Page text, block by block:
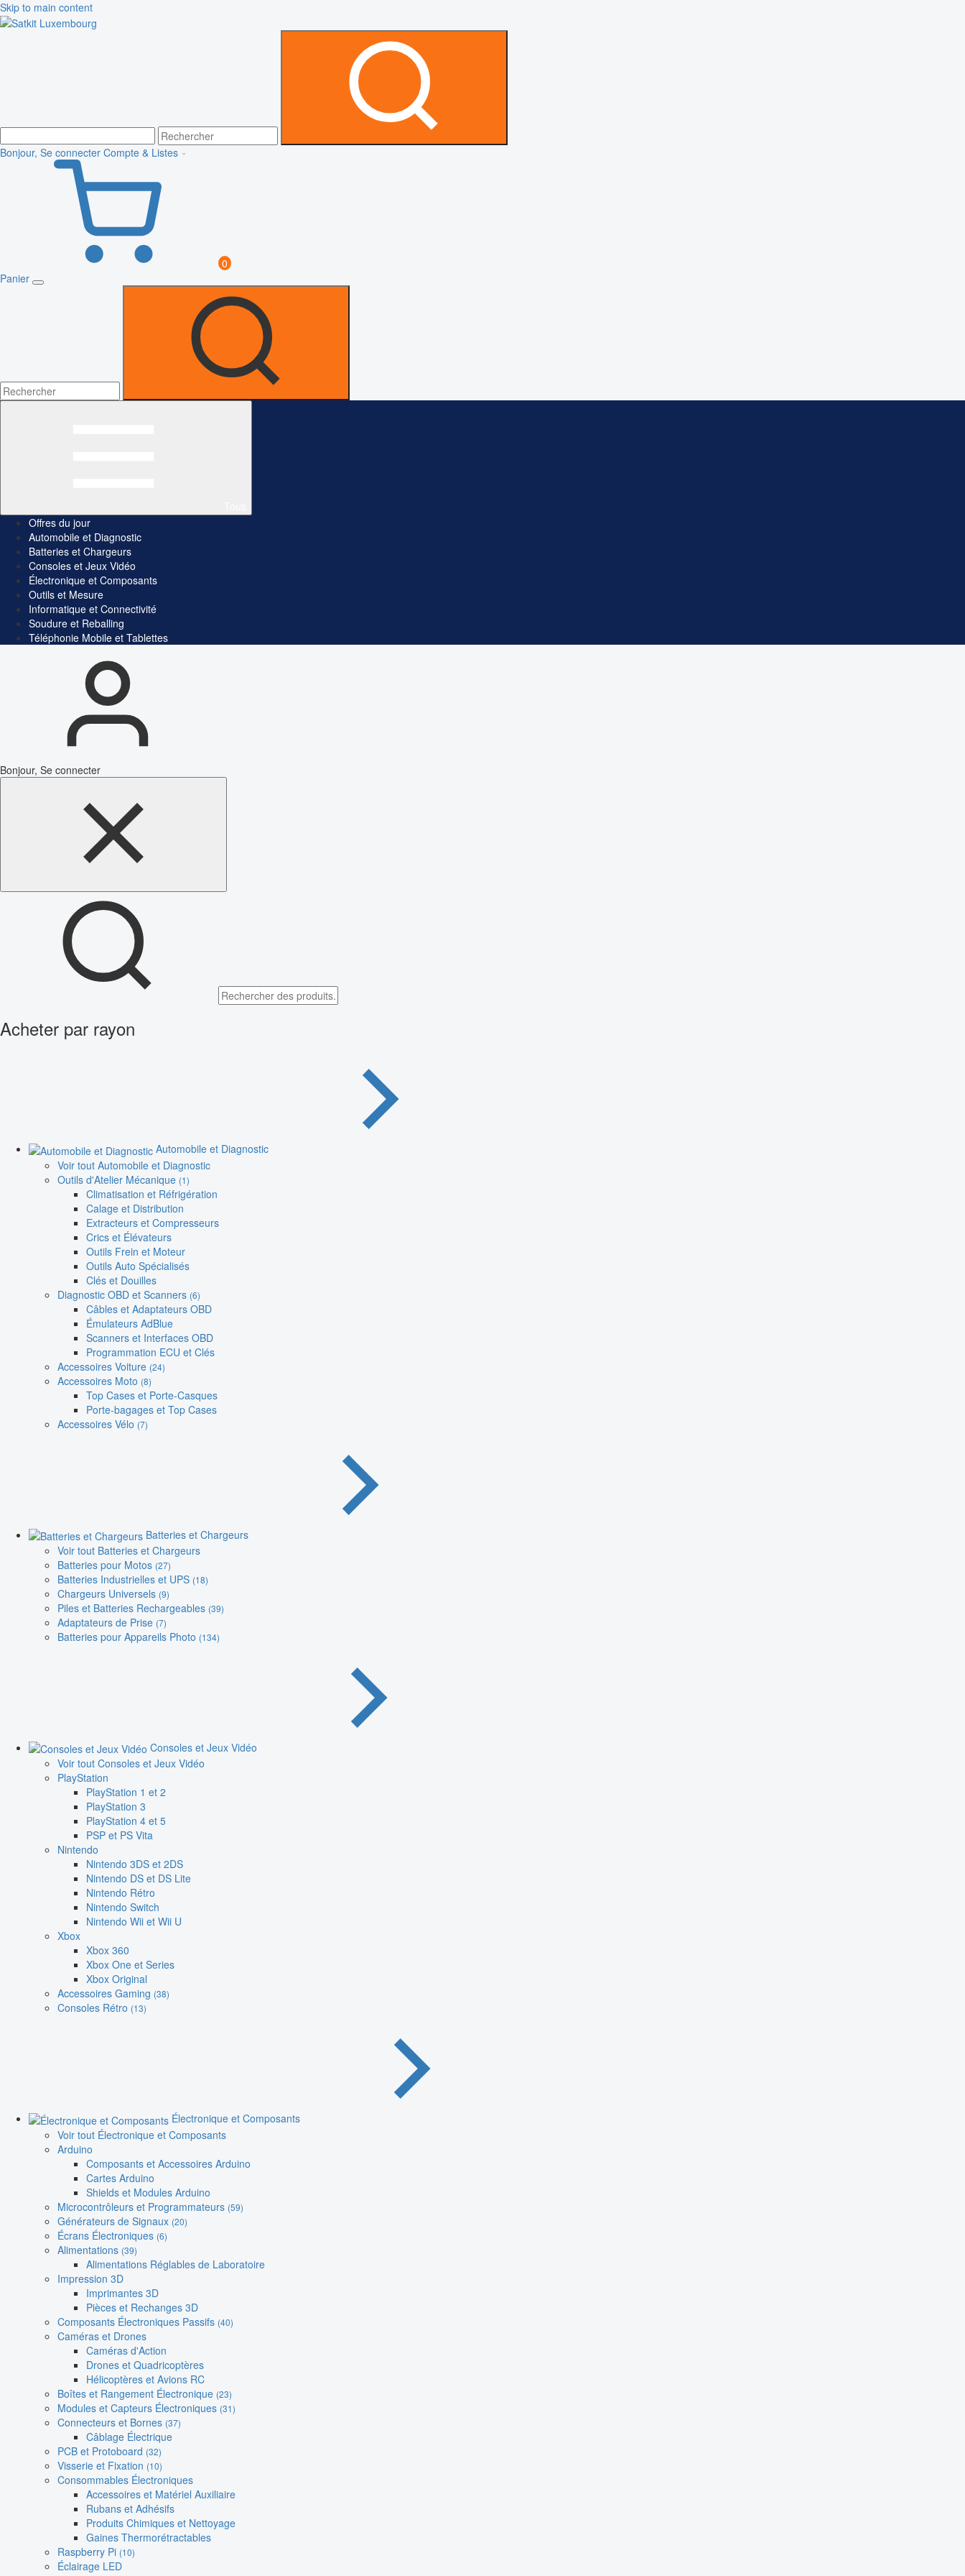
Skip to main content
Bonjour, Se connecter Compte & Listes
0
Panier
Offres du jour
Automobile et Diagnostic
Batteries et Chargeurs
Consoles et Jeux Vidéo
Électronique et Composants
Outils et Mesure
Informatique et Connectivité
Soudure et Reballing
Téléphonie Mobile et Tablettes
Bonjour, Se connecter
Acheter par rayon
Automobile et Diagnostic
Voir tout Automobile et Diagnostic
Outils d'Atelier Mécanique (1)
Climatisation et Réfrigération
Calage et Distribution
Extracteurs et Compresseurs
Crics et Élévateurs
Outils Frein et Moteur
Outils Auto Spécialisés
Clés et Douilles
Diagnostic OBD et Scanners (6)
Câbles et Adaptateurs OBD
Émulateurs AdBlue
Scanners et Interfaces OBD
Programmation ECU et Clés
Accessoires Voiture (24)
Accessoires Moto (8)
Top Cases et Porte-Casques
Porte-bagages et Top Cases
Accessoires Vélo (7)
Batteries et Chargeurs
Voir tout Batteries et Chargeurs
Batteries pour Motos (27)
Batteries Industrielles et UPS (18)
Chargeurs Universels (9)
Piles et Batteries Rechargeables (39)
Adaptateurs de Prise (7)
Batteries pour Appareils Photo (134)
Consoles et Jeux Vidéo
Voir tout Consoles et Jeux Vidéo
PlayStation
PlayStation 1 et 2
PlayStation 3
PlayStation 4 et 5
PSP et PS Vita
Nintendo
Nintendo 3DS et 2DS
Nintendo DS et DS Lite
Nintendo Rétro
Nintendo Switch
Nintendo Wii et Wii U
Xbox
Xbox 360
Xbox One et Series
Xbox Original
Accessoires Gaming (38)
Consoles Rétro (13)
Électronique et Composants
Voir tout Électronique et Composants
Arduino
Composants et Accessoires Arduino
Cartes Arduino
Shields et Modules Arduino
Microcontrôleurs et Programmateurs (59)
Générateurs de Signaux (20)
Écrans Électroniques (6)
Alimentations (39)
Alimentations Réglables de Laboratoire
Impression 3D
Imprimantes 3D
Pièces et Rechanges 3D
Composants Électroniques Passifs (40)
Caméras et Drones
Caméras d'Action
Drones et Quadricoptères
Hélicoptères et Avions RC
Boîtes et Rangement Électronique (23)
Modules et Capteurs Électroniques (31)
Connecteurs et Bornes (37)
Câblage Électrique
PCB et Protoboard (32)
Visserie et Fixation (10)
Consommables Électroniques
Accessoires et Matériel Auxiliaire
Rubans et Adhésifs
Produits Chimiques et Nettoyage
Gaines Thermorétractables
Raspberry Pi (10)
Éclairage LED